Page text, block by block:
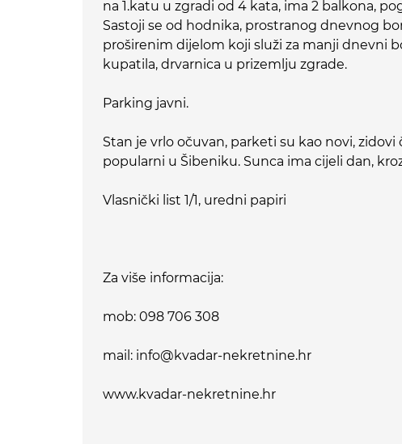
na 1.katu u zgradi od 4 kata, ima 2 balkona,
Sastoji se od hodnika, prostranog dnevnog
proširenim dijelom koji služi za manji dnevni
kupatila, drvarnica u prizemlju zgrade.
Parking javni.
Stan je vrlo očuvan, parketi su kao novi,
popularni u Šibeniku. Sunca ima cijeli dan,
Vlasnički list 1/1, uredni papiri
Za više informacija:
mob: 098 706 308
mail: info@kvadar-nekretnine.hr
www.kvadar-nekretnine.hr